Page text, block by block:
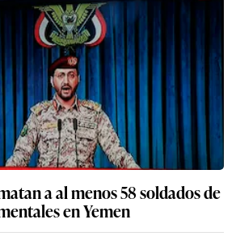
a al menos 58 soldados de
en Yemen